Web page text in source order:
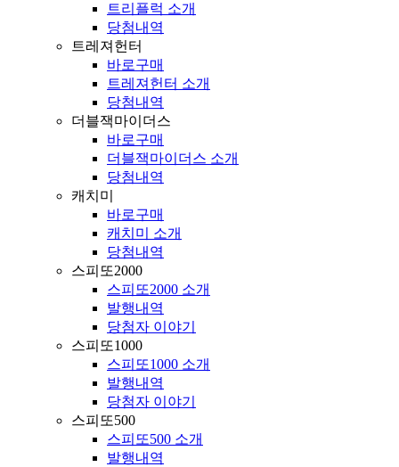
트리플럭 소개
당첨내역
트레져헌터
바로구매
트레져헌터 소개
당첨내역
더블잭마이더스
바로구매
더블잭마이더스 소개
당첨내역
캐치미
바로구매
캐치미 소개
당첨내역
스피또2000
스피또2000 소개
발행내역
당첨자 이야기
스피또1000
스피또1000 소개
발행내역
당첨자 이야기
스피또500
스피또500 소개
발행내역